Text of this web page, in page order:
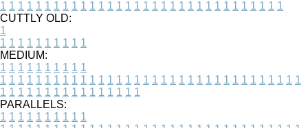
1 1 1 1 1 1 1 1 1 1 1 1 1 1 1 1 1 1 1 1 1 1 1 1 1 1 1 1 1 1 1 1
CUTTLY OLD:
1
1 1 1 1 1 1 1 1 1 1
MEDIUM:
1 1 1 1 1 1 1 1 1 1
1 1 1 1 1 1 1 1 1 1 1 1 1 1 1 1 1 1 1 1 1 1 1 1 1 1 1 1 1 1 1 1 1 1
1 1 1 1 1 1 1 1 1 1 1 1 1 1 1 1
PARALLELS:
1 1 1 1 1 1 1 1 1 1